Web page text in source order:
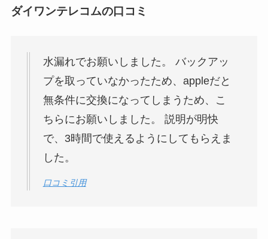
ダイワンテレコムの口コミ
水漏れでお願いしました。 バックアッ
プを取っていなかったため、appleだと
無条件に交換になってしまうため、こ
ちらにお願いしました。 説明が明快
で、3時間で使えるようにしてもらえま
した。
口コミ引用